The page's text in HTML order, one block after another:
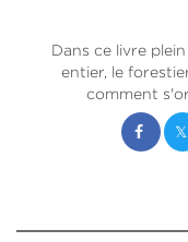
Dans ce livre
entier, le
comment